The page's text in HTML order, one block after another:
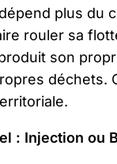
plus du
rouler sa
son
déchets.
: Injection ou